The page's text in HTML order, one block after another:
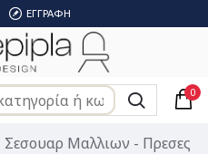
ΕΓΓΡΑΦΉ
0
Σεσουαρ Μαλλιων - Πρεσες